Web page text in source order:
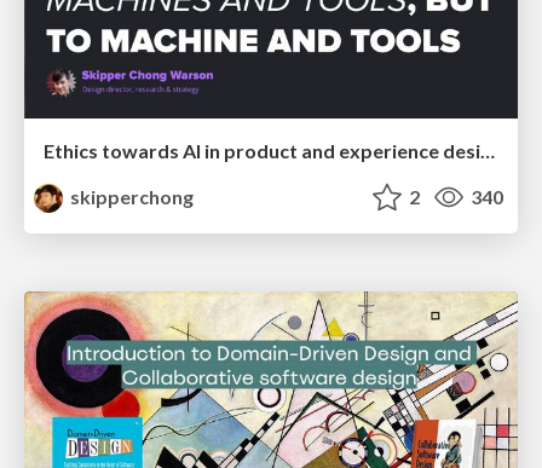
Ethics towards AI in product and experience design
skipperchong
2 340